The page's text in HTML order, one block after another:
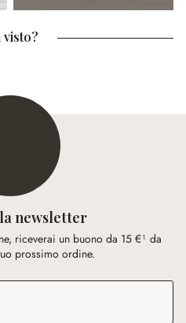
visto?
newsletter
riceverai un buono da 15 €¹ da
prossimo ordine.